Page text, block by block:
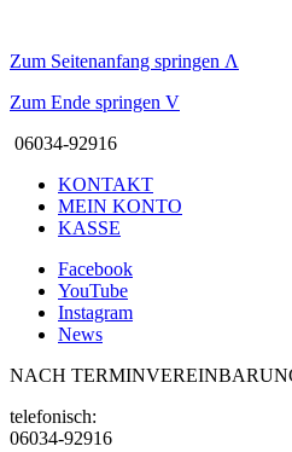
Zum Seitenanfang springen Λ
Zum Ende springen V
06034-92916
KONTAKT
MEIN KONTO
KASSE
Facebook
YouTube
Instagram
News
NACH
telefonisch:
06034-92916